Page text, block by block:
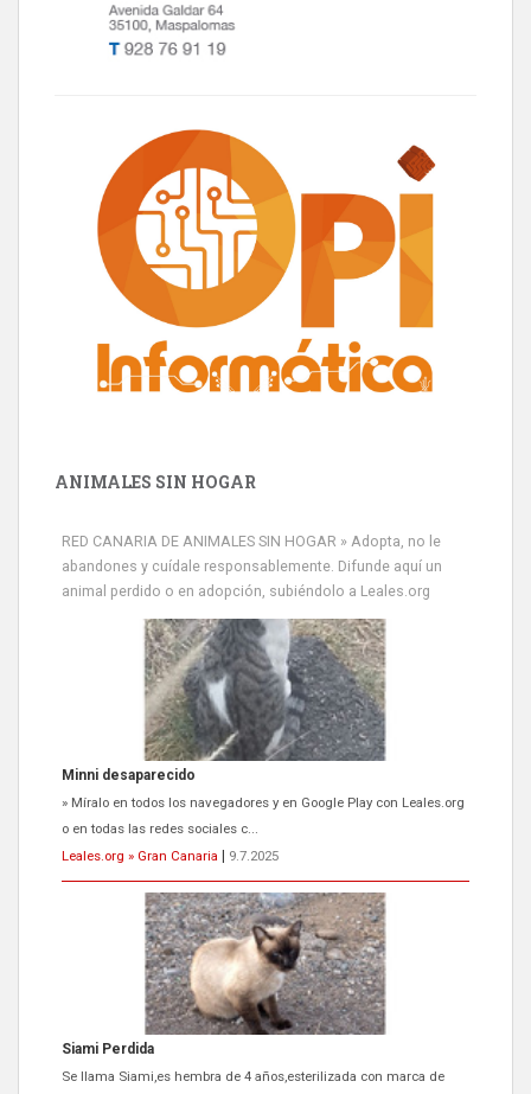
ANIMALES SIN HOGAR
RED CANARIA DE ANIMALES SIN HOGAR » Adopta, no le
abandones y cuídale responsablemente. Difunde aquí un
animal perdido o en adopción, subiéndolo a Leales.org
Minni desaparecido
» Míralo en todos los navegadores y en Google Play con Leales.org
o en todas las redes sociales c...
Leales.org » Gran Canaria
9.7.2025
Siami Perdida
Se llama Siami,es hembra de 4 años,esterilizada con marca de